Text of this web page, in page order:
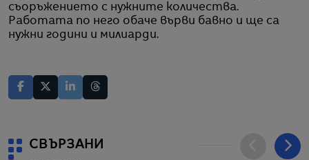
съоръжението с нужните количества.
Работата по него обаче върви бавно и ще са
нужни години и милиарди.
СВЪРЗАНИ